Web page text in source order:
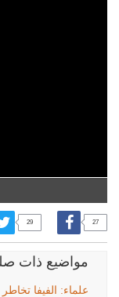
27
29
مواضيع ذات
علماء: الفيفا